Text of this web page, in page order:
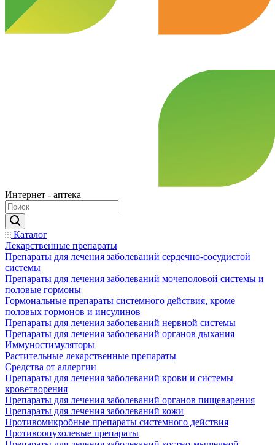
Интернет - аптека
Каталог
Лекарственные препараты
Препараты для лечения заболеваний сердечно-сосудистой
системы
Препараты для лечения заболеваний мочеполовой системы и
половые гормоны
Гормональные препараты системного действия, кроме
половых гормонов и инсулинов
Препараты для лечения заболеваний нервной системы
Препараты для лечения заболеваний органов дыхания
Иммуностимуляторы
Растительные лекарственные препараты
Средства от аллергии
Препараты для лечения заболеваний крови и системы
кроветворения
Препараты для лечения заболеваний органов пищеварения
Препараты для лечения заболеваний кожи
Противомикробные препараты системного действия
Противоопухолевые препараты